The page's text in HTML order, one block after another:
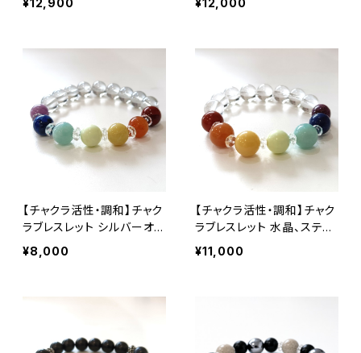
¥12,900 ¥12,000
【チャクラ活性・調和】チャク
ラブレスレット シルバーオ
ーラ、フォスフォシデライト、
ラピスラズリ、アマゾナイト、
ーオパール、レッドアベンチ
¥8,000
【チャクラ活性・調和】チャク
ラブレスレット 水晶、スティ
ヒタイト、ラピスラズリ、アマ
ゾナイト、レモンマグネサイ
¥11,000